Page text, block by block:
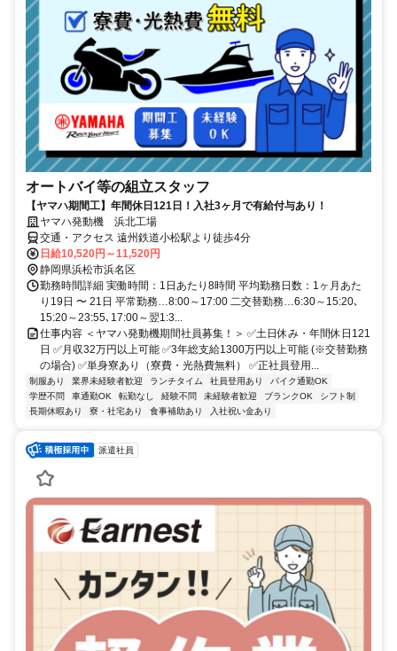
オートバイ等の組立スタッフ
【ヤマハ期間工】年間休日121日！入社3ヶ月で有給付与あり！
ヤマハ発動機 浜北工場
交通・アクセス 遠州鉄道小松駅より徒歩4分
日給10,520円～11,520円
静岡県浜松市浜名区
勤務時間詳細 実働時間：1日あたり8時間 平均勤務日数：1ヶ月あた
り19日 〜 21日 平常勤務…8:00～17:00 二交替勤務…6:30～15:20､
15:20～23:55､17:00～翌1:3...
仕事内容 ＜ヤマハ発動機期間社員募集！＞ ✅土日休み・年間休日121
日 ✅月収32万円以上可能 ✅3年総支給1300万円以上可能 (※交替勤務
の場合) ✅単身寮あり（寮費・光熱費無料） ✅正社員登用...
制服あり 業界未経験者歓迎 ランチタイム 社員登用あり
バイク通勤OK
学歴不問
車通勤OK 転勤なし 経験不問 未経験者歓迎 ブランクOK
シフト制
長期休暇あり
寮・社宅あり 食事補助あり 入社祝い金あり
派遣社員